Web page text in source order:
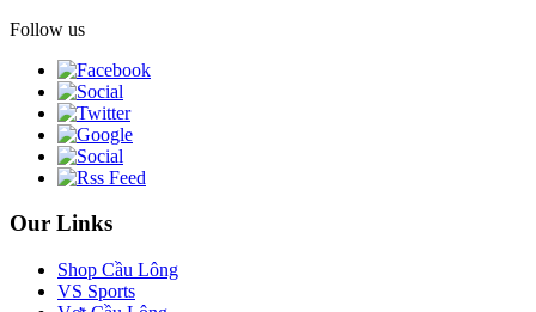
Follow us
Our Links
Shop Cầu Lông
VS Sports